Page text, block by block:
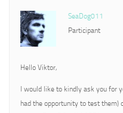
SeaDog011
Participant
Hello Viktor,
I would like to kindly ask you for
had the opportunity to test them)